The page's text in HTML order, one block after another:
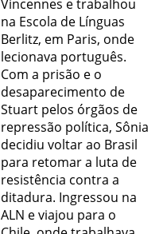
Vincennes e trabalhou
na Escola de Línguas
Berlitz, em Paris, onde
lecionava português.
Com a prisão e o
desaparecimento de
Stuart pelos órgãos de
repressão política, Sônia
decidiu voltar ao Brasil
para retomar a luta de
resistência contra a
ditadura. Ingressou na
ALN e viajou para o